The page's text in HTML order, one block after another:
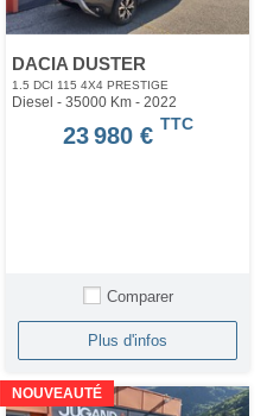
DACIA DUSTER
1.5 DCI 115 4X4 PRESTIGE
Diesel - 35000 Km- 2022
23 980 € TTC
Comparer
Plus d'infos
NOUVEAUTÉ